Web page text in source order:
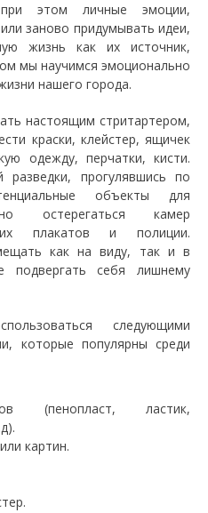
этом личные эмоции,
заново придумывать идеи,
жизнь как их источник,
мы научимся эмоционально
нашего города.
настоящим стритартером,
краски, клейстер, ящичек
одежду, перчатки, кисти.
прогулявшись по
объекты для
остерегаться камер
плакатов и полиции.
как на виду, так и в
подвергать себя лишнему
следующими
которые популярны среди
(пенопласт, ластик,
картин.